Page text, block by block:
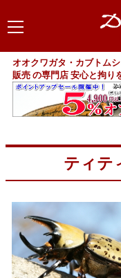
オオクワガタ・カブトム
販売 の専門店 安心と拘り
ティテ